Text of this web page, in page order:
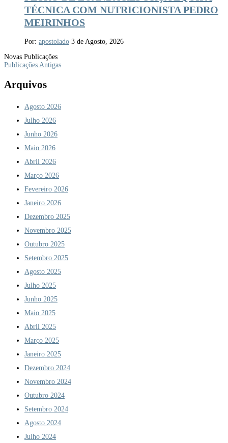
TÉCNICA COM NUTRICIONISTA PEDRO
MEIRINHOS
Por: apostolado 3 de Agosto, 2026
Novas Publicações
Publicações Antigas
Arquivos
Agosto 2026
Julho 2026
Junho 2026
Maio 2026
Abril 2026
Março 2026
Fevereiro 2026
Janeiro 2026
Dezembro 2025
Novembro 2025
Outubro 2025
Setembro 2025
Agosto 2025
Julho 2025
Junho 2025
Maio 2025
Abril 2025
Março 2025
Janeiro 2025
Dezembro 2024
Novembro 2024
Outubro 2024
Setembro 2024
Agosto 2024
Julho 2024